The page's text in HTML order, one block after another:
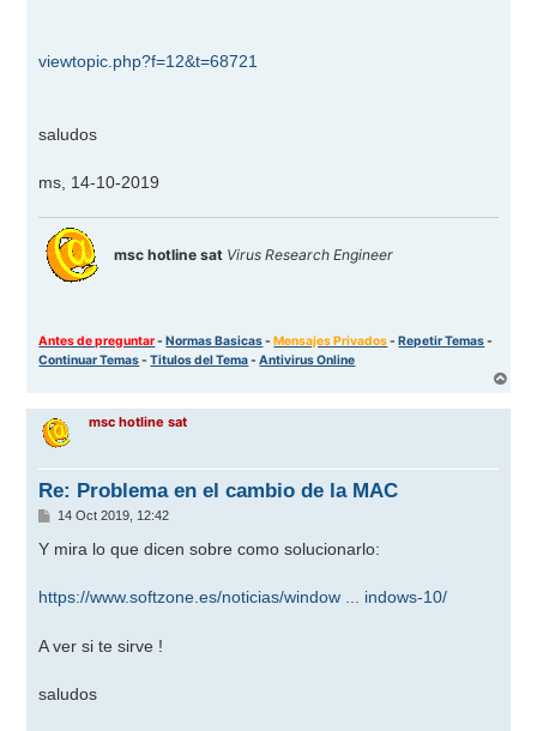
viewtopic.php?f=12&t=68721
saludos
ms, 14-10-2019
msc hotline sat Virus Research Engineer
Antes de preguntar-Normas Basicas-Mensajes Privados-Repetir Temas-
Continuar Temas-Titulos del Tema-Antivirus Online
r
msc hotline sat
Re: Problema en el cambio de la MAC
M
n
j
e
14 Oct 2019, 12:42
Y mira lo que dicen sobre como solucionarlo:
https://www.softzone.es/noticias/window ... indows-10/
A ver si te sirve !
saludos